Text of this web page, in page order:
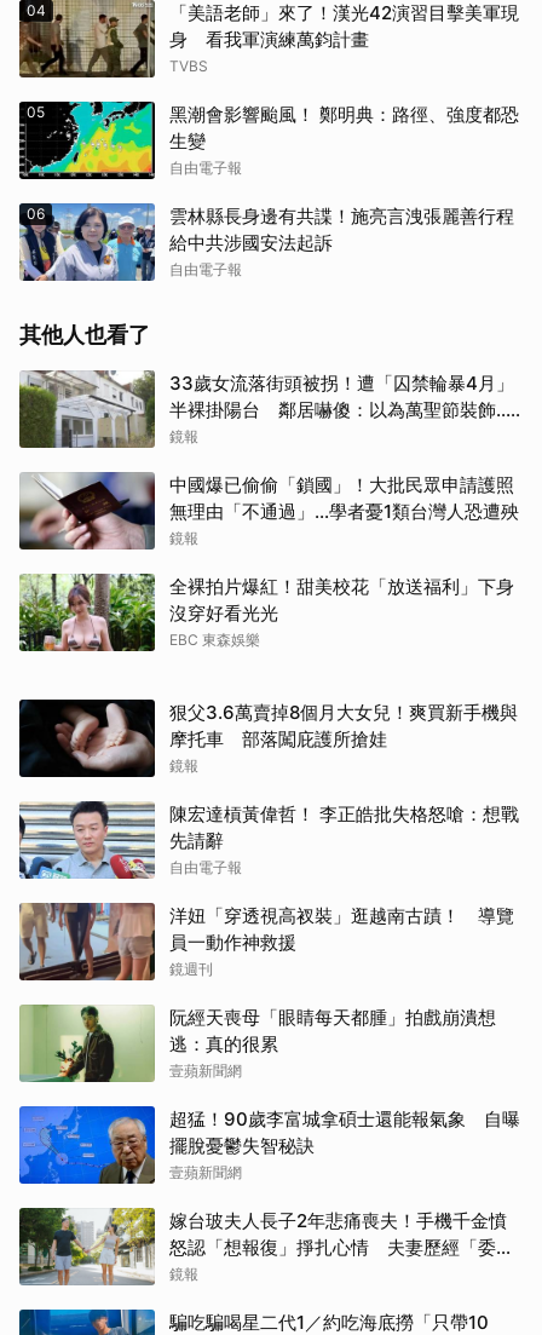
04
「美語老師」來了！漢光42演習目擊美軍現
身 看我軍演練萬鈞計畫
TVBS
05
黑潮會影響颱風！ 鄭明典：路徑、強度都恐
生變
自由電子報
06
雲林縣長身邊有共諜！施亮言洩張麗善行程
給中共涉國安法起訴
自由電子報
其他人也看了
33歲女流落街頭被拐！遭「囚禁輪暴4月」
半裸掛陽台 鄰居嚇傻：以為萬聖節裝飾...
主謀竟與妻小同住
鏡報
中國爆已偷偷「鎖國」！大批民眾申請護照
無理由「不通過」...學者憂1類台灣人恐遭殃
鏡報
全裸拍片爆紅！甜美校花「放送福利」下身
沒穿好看光光
EBC 東森娛樂
狠父3.6萬賣掉8個月大女兒！爽買新手機與
摩托車 部落闖庇護所搶娃
鏡報
陳宏達槓黃偉哲！ 李正皓批失格怒嗆：想戰
先請辭
自由電子報
洋妞「穿透視高衩裝」逛越南古蹟！ 導覽
員一動作神救援
鏡週刊
阮經天喪母「眼睛每天都腫」拍戲崩潰想
逃：真的很累
壹蘋新聞網
超猛！90歲李富城拿碩士還能報氣象 自曝
擺脫憂鬱失智秘訣
壹蘋新聞網
嫁台玻夫人長子2年悲痛喪夫！手機千金憤
怒認「想報復」掙扎心情 夫妻歷經「委屈
與不平」只能安靜
鏡報
騙吃騙喝星二代1／約吃海底撈「只帶10